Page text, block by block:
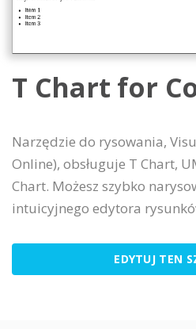
T Chart for
Narzędzie do rysowania,
Online), obsługuje T Chart,
Chart. Możesz szybko
intuicyjnego edytora
EDYTUJ TEN